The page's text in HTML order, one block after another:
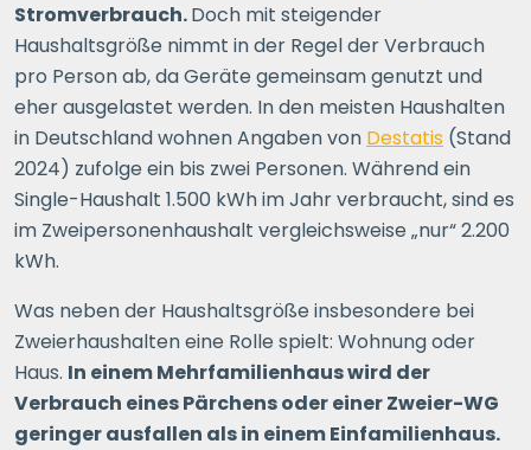
Stromverbrauch.Doch mit steigender
Haushaltsgröße nimmt in der Regel der Verbrauch
pro Person ab, da Geräte gemeinsam genutzt und
eher ausgelastet werden. In den meisten Haushalten
in Deutschland wohnen Angaben von Destatis (Stand
2024) zufolge ein bis zwei Personen. Während ein
Single-Haushalt 1.500 kWh im Jahr verbraucht, sind es
im Zweipersonenhaushalt vergleichsweise „nur“ 2.200
kWh.
Was neben der Haushaltsgröße insbesondere bei
Zweierhaushalten eine Rolle spielt: Wohnung oder
Haus. In einem Mehrfamilienhaus wird der
Verbrauch eines Pärchens oder einer Zweier-WG
geringer ausfallen als in einem Einfamilienhaus.